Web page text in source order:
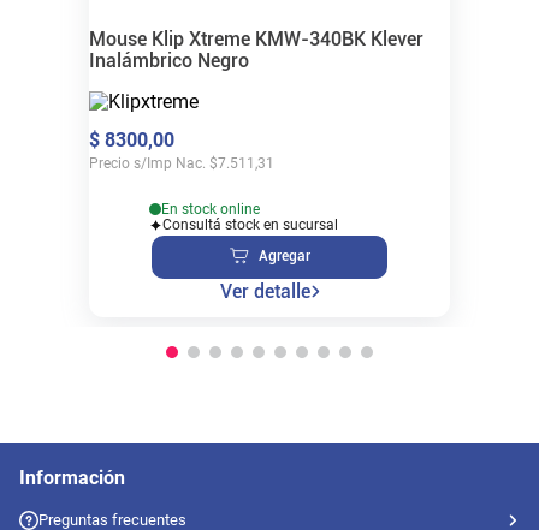
Mouse Klip Xtreme KMW-340BK Klever
Inalámbrico Negro
$ 8300,00
Precio s/Imp Nac. $7.511,31
En stock online
Consultá stock en sucursal
Agregar
Ver detalle
Información
Preguntas frecuentes